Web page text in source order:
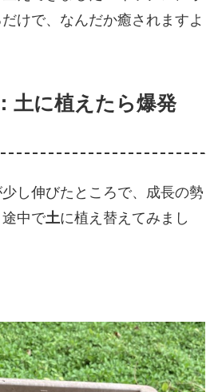
けで、なんだか癒されますよ
土に植えたら爆発
し伸びたところで、成長の勢
中で土に植え替えてみまし